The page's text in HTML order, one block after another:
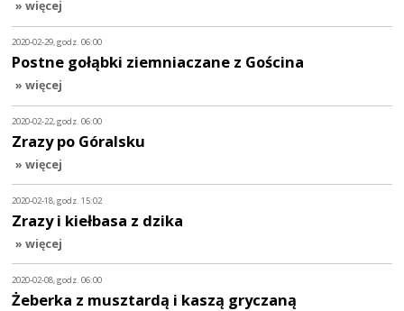
» więcej
2020-02-29, godz. 06:00
Postne gołąbki ziemniaczane z Gościna
» więcej
2020-02-22, godz. 06:00
Zrazy po Góralsku
» więcej
2020-02-18, godz. 15:02
Zrazy i kiełbasa z dzika
» więcej
2020-02-08, godz. 06:00
Żeberka z musztardą i kaszą gryczaną